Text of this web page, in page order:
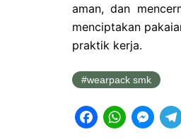
aman, dan
menciptakan
praktik kerja.
wearpack smk
F W M T